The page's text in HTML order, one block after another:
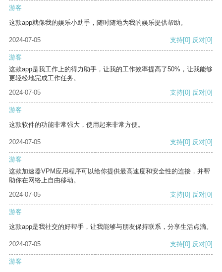
游客
这款app就像我的娱乐小助手，随时随地为我的娱乐提供帮助。
2024-07-05 支持[0] 反对[0]
游客
这款app是我工作上的得力助手，让我的工作效率提高了50%，让我能够
更轻松地完成工作任务。
2024-07-05
支持[0] 反对[0]
游客
这款软件的功能非常强大，使用起来非常方便。
2024-07-05 支持[0] 反对[0]
游客
这款加速器VPM应用程序可以给你提供最高速度和安全性的连接，并帮
助你在网络上自由移动。
2024-07-05
支持[0] 反对[0]
游客
这款app是我社交的好帮手，让我能够与朋友保持联系，分享生活点滴。
2024-07-05 支持[0] 反对[0]
游客